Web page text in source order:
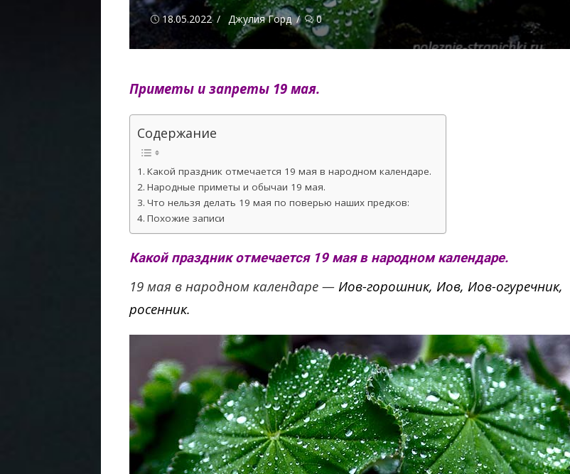
Опубликовано
18.05.2022 Автор
Джулия Горд 0
Приметы и запреты 19 мая.
Содержание
Какой праздник отмечается 19 мая в народном календаре.
Народные приметы и обычаи 19 мая.
Что нельзя делать 19 мая по поверью наших предков:
Похожие записи
Какой праздник отмечается 19 мая в народном календаре.
19 мая в народном календаре — Иов-горошник, Иов, Иов-огуречник,
росенник.